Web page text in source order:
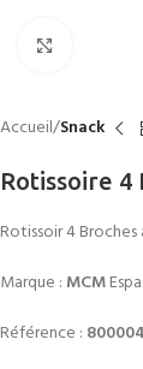
Accueil Snack
Rotissoire 4
Rotissoir 4 Broches
Marque : MCM
Référence :